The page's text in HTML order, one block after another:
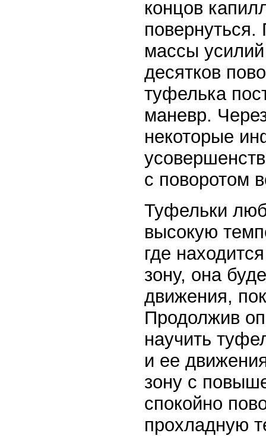
концов
массы
десятков
туфелька
маневр.
некоторые
с поворотом
Туфельки
высокую
где
зону, она
движения,
Продолжив
научить
и ее
зону с
спокойно
прохладную